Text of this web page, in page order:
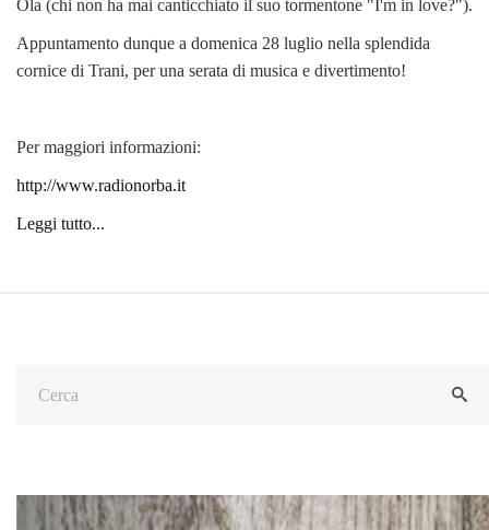
Ola (chi non ha mai canticchiato il suo tormentone "I'm in love?").
Appuntamento dunque a domenica 28 luglio nella splendida
cornice di Trani, per una serata di musica e divertimento!
Per maggiori informazioni:
http://www.radionorba.it
Leggi tutto...